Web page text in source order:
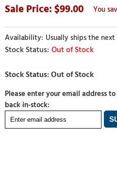
99.00
Usually ships the
Out of Stock
Please enter your email address
back in-stock: